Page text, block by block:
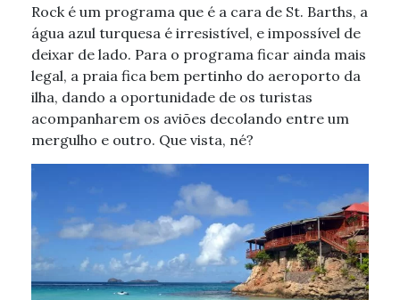
Rock é um programa que é a cara de St. Barths, a
água azul turquesa é irresistível, e impossível de
deixar de lado. Para o programa ficar ainda mais
legal, a praia fica bem pertinho do aeroporto da
ilha, dando a oportunidade de os turistas
acompanharem os aviões decolando entre um
mergulho e outro. Que vista, né?